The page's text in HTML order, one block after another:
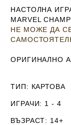
НАСТОЛНА
MARVEL
НЕ МОЖЕ ДА
ОРИГИНАЛНО
ТИП: КАРТОВА
ИГРАЧИ: 1 - 4
ВЪЗРАСТ: 14+